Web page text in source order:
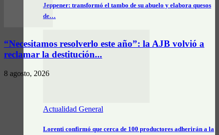
Jeppener: transformó el tambo de su abuelo y elabora quesos
de…
Actualidad General
Lorenti confirmó que cerca de 100 productores adherirán a la
“Necesitamos resolverlo este año”: la AJB volvió a
reclamar la destitución...
8 agosto, 2026